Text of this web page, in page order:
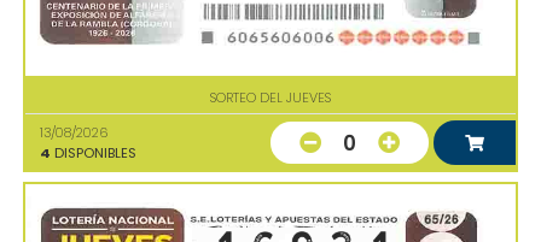
SORTEO DEL JUEVES
13/08/2026
4 DISPONIBLES 0